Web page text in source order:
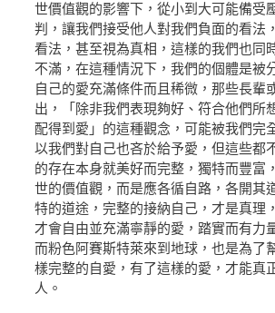
世價值觀的影響下，從小到大可能備受
判，讓我們接受他人對我們負面的看法
看法，甚至視為真相，這樣的我們也同
不滿，在這種情況下，我們的個體是被
自己的愛充滿條件而且稀微，那些長輩
出，「除非我們表現夠好、符合他們所
配得到愛」的這種觀念，可能被我們完
以我們對自己也吝於給予愛，但這些都
的存在本身就美好而完整，獨特而豐富
世的價值觀，而是應各循自路，各開其
特的道途，完整的接納自己，才是真理
才會自由並充滿寧靜的愛，踏實而有力
而粉色阿賽斯特萊來到地球，也是為了
樣完整的自愛，有了這樣的愛，才能真
人。